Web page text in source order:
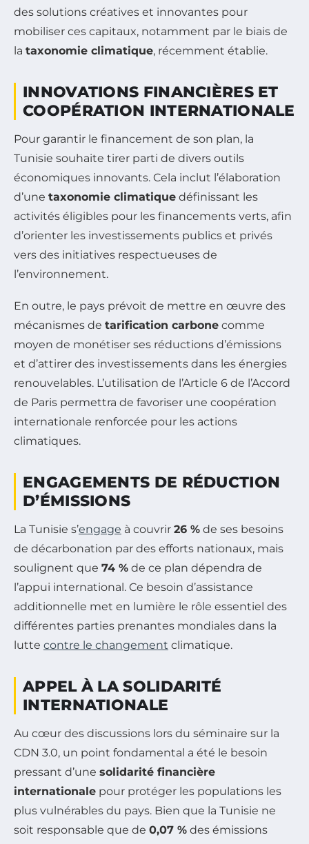
des solutions créatives et innovantes pour
mobiliser ces capitaux, notamment par le biais de
la taxonomie climatique, récemment établie.
INNOVATIONS FINANCIÈRES ET
COOPÉRATION INTERNATIONALE
Pour garantir le financement de son plan, la
Tunisie souhaite tirer parti de divers outils
économiques innovants. Cela inclut l’élaboration
d’une taxonomie climatique définissant les
activités éligibles pour les financements verts, afin
d’orienter les investissements publics et privés
vers des initiatives respectueuses de
l’environnement.
En outre, le pays prévoit de mettre en œuvre des
mécanismes de tarification carbone comme
moyen de monétiser ses réductions d’émissions
et d’attirer des investissements dans les énergies
renouvelables. L’utilisation de l’Article 6 de l’Accord
de Paris permettra de favoriser une coopération
internationale renforcée pour les actions
climatiques.
ENGAGEMENTS DE RÉDUCTION
D’ÉMISSIONS
La Tunisie s’engage à couvrir 26 % de ses besoins
de décarbonation par des efforts nationaux, mais
soulignent que 74 % de ce plan dépendra de
l’appui international. Ce besoin d’assistance
additionnelle met en lumière le rôle essentiel des
différentes parties prenantes mondiales dans la
lutte contre le changement climatique.
APPEL À LA SOLIDARITÉ
INTERNATIONALE
Au cœur des discussions lors du séminaire sur la
CDN 3.0, un point fondamental a été le besoin
pressant d’une solidarité financière
internationale pour protéger les populations les
plus vulnérables du pays. Bien que la Tunisie ne
soit responsable que de 0,07 % des émissions